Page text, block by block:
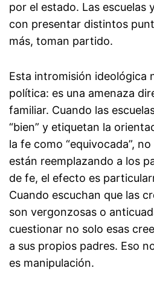
por el estado. Las escuelas
con presentar distintos
más, toman partido.
Esta intromisión ideológica
política: es una amenaza
familiar. Cuando las
“bien” y etiquetan la
la fe como “equivocada”,
están reemplazando a los
de fe, el efecto es
Cuando escuchan que las
son vergonzosas o
cuestionar no solo esas
a sus propios padres. Eso
es manipulación.